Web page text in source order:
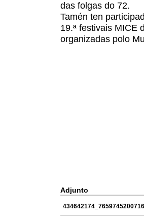
das folgas do 72.
Tamén ten
19.ª festivais MICE
organizadas polo
Adjunto